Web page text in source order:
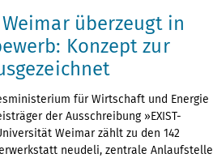
überzeugt in
Konzept zur
für Wirtschaft und Energie
der Ausschreibung »EXIST-
Weimar zählt zu den 142
neudeli, zentrale Anlaufstelle